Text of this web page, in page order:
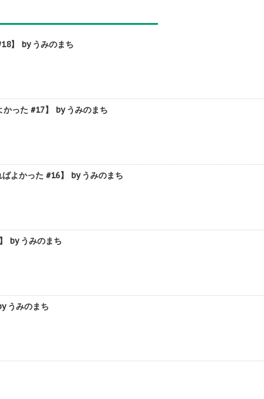
】 by うみのまち
った #17】 by うみのまち
よかった #16】 by うみのまち
by うみのまち
うみのまち